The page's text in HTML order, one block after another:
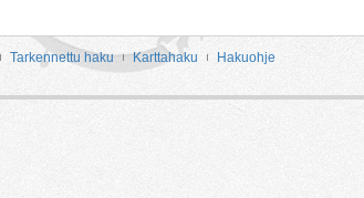
Tarkennettu haku Karttahaku Hakuohje